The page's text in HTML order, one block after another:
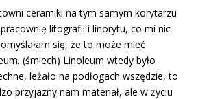
ceramiki na tym samym korytarzu
litografii i linorytu, co mi nic
się, że to może mieć
(śmiech) Linoleum wtedy było
leżało na podłogach wszędzie, to
przyjazny nam materiał, ale w życiu